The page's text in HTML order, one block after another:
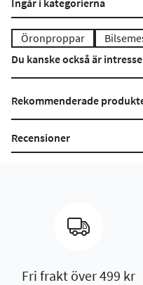
Ingår i kategorierna
Öronproppar
Du kanske också är
Rekommenderade
Recensioner
Fri frakt över 499 kr